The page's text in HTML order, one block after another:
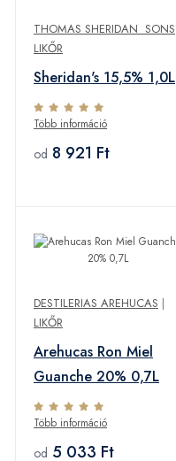
THOMAS SHERIDAN SONS
LIKŐR
Sheridan's 15,5% 1,0L
Több információ
od 8 921 Ft
DESTILERIAS AREHUCAS |
LIKŐR
Arehucas Ron Miel
Guanche 20% 0,7L
Több információ
od 5 033 Ft